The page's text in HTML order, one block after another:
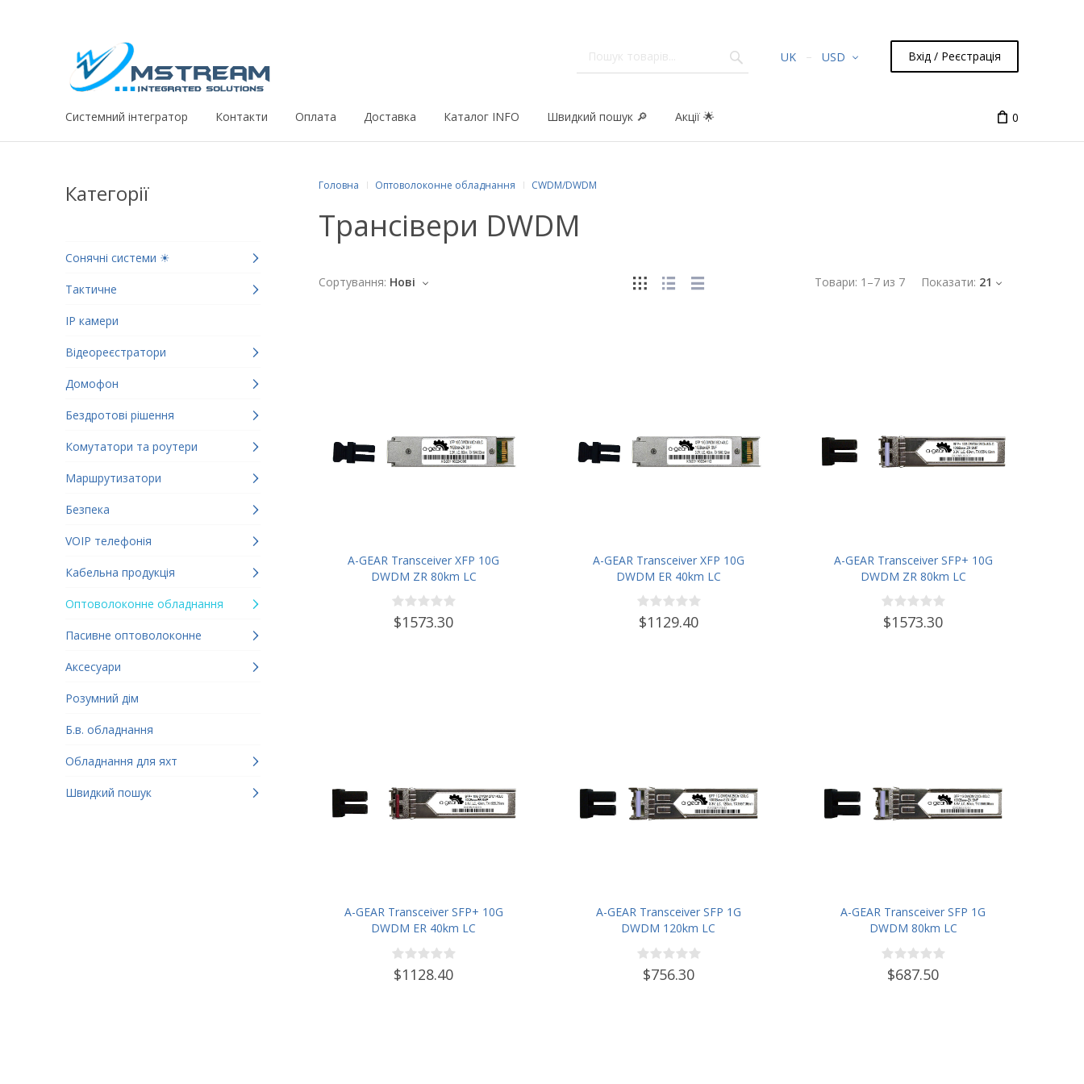
UK USD Вхід / Реєстрація
Системний iнтегратор Контакти Оплата Доставка Каталог INFO Швидкий пошук 🔎 Акції 🌟 0
Категорії
Сонячні системи ☀
Тактичне
IP камери
Відеореєстратори
Домофон
Бездротові рішення
Комутатори та роутери
Маршрутизатори
Безпека
VOIP телефонія
Кабельна продукція
Оптоволоконне обладнання
Пасивне оптоволоконне
Аксесуари
Розумний дім
Б.в. обладнання
Обладнання для яхт
Швидкий пошук
Головна Оптоволоконне обладнання CWDM/DWDM
Трансівери DWDM
Товари: 1 –7 из 7 Показати: 21
Сортування: Нові
A-GEAR Transceiver XFP 10G
DWDM ZR 80km LC
$1573.30
A-GEAR Transceiver XFP 10G
DWDM ER 40km LC
$1129.40
A-GEAR Transceiver SFP+ 10G
DWDM ZR 80km LC
$1573.30
A-GEAR Transceiver SFP+ 10G
DWDM ER 40km LC
$1128.40
A-GEAR Transceiver SFP 1G
DWDM 120km LC
$756.30
A-GEAR Transceiver SFP 1G
DWDM 80km LC
$687.50